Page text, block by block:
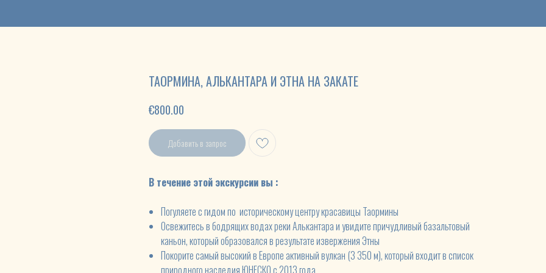
ТАОРМИНА, АЛЬКАНТАРА И ЭТНА НА ЗАКАТЕ
€800.00
Добавить в запрос
В течение этой экскурсии вы :
Погуляете с гидом по историческому центру красавицы Таормины
Освежитесь в бодрящих водах реки Алькантара и увидите причудливый базальтовый
каньон, который образовался в результате извержения Этны
Покорите самый высокий в Европе активный вулкан (3 350 м), который входит в список
природного наследия ЮНЕСКО с 2013 года